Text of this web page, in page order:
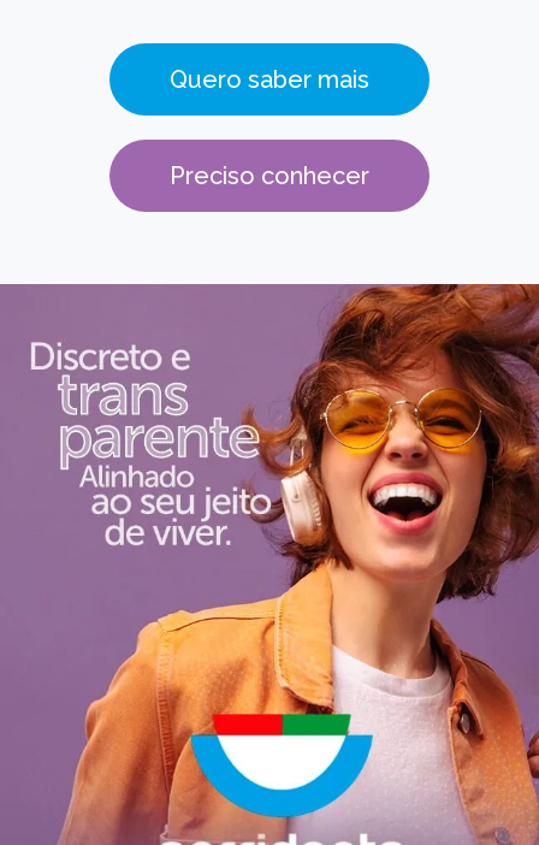
Quero saber mais
Preciso conhecer